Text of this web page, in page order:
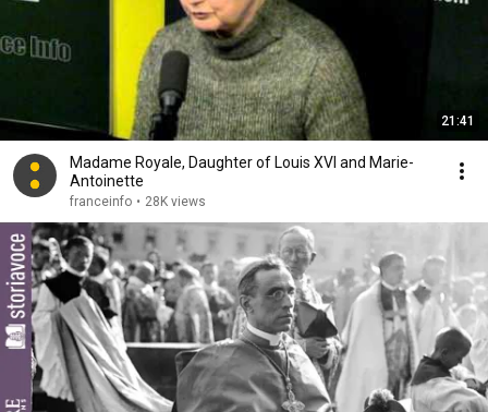
21:41
Madame Royale, Daughter of Louis XVI and Marie-
Antoinette
franceinfo • 28K views